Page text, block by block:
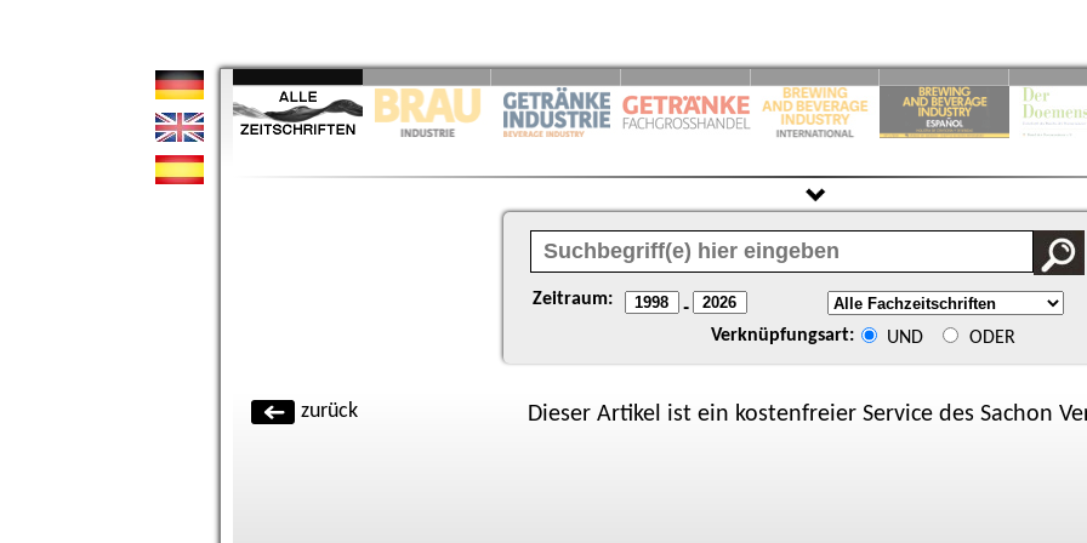
Zeitraum: -
Verknüpfungsart: UND ODER
zurück Dieser Artikel ist ein kostenfreier Service des Sachon